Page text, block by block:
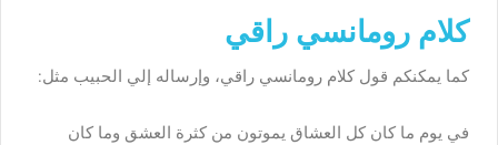
كلام رومانسي راقي
كما يمكنكم قول كلام رومانسي راقي، وإرساله إلي الحبيب مثل:
في يوم ما كان كل العشاق يموتون من كثرة العشق وما كان